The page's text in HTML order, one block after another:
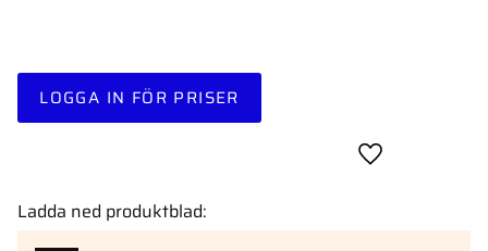
LOGGA IN FÖR PRISER
Lägg till i
Ladda ned produktblad: